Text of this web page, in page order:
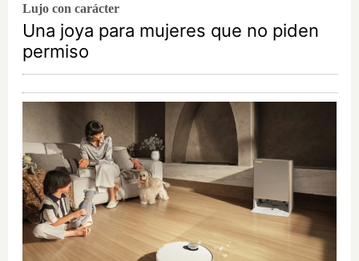
Lujo con carácter
Una joya para mujeres que no piden
permiso